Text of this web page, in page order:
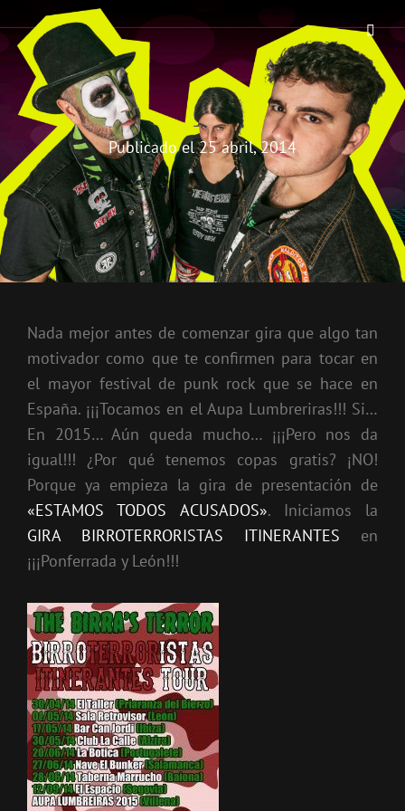
THE BIRRA'S TERROR
Aterrorizando Birras Desde 2010
Publicado el25 abril, 2014
Nada mejor antes de comenzar gira que algo tan
motivador como que te confirmen para tocar en
el mayor festival de punk rock que se hace en
España. ¡¡¡Tocamos en el Aupa Lumbreriras!!! Si…
En 2015… Aún queda mucho… ¡¡¡Pero nos da
igual!!! ¿Por qué tenemos copas gratis? ¡NO!
Porque ya empieza la gira de presentación de
«ESTAMOS TODOS ACUSADOS». Iniciamos la
GIRA BIRROTERRORISTAS ITINERANTES en
¡¡¡Ponferrada y León!!!